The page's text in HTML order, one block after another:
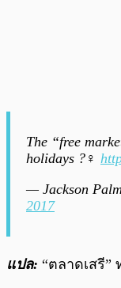
The “free
holidays ?‍♀️
— Jackson
2017
แปล: “ตลาดเสรี”